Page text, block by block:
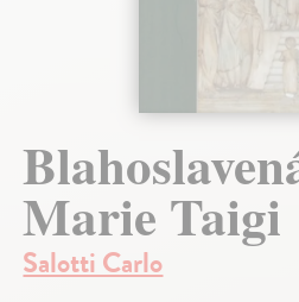
Marie Taigi
Salotti Carlo